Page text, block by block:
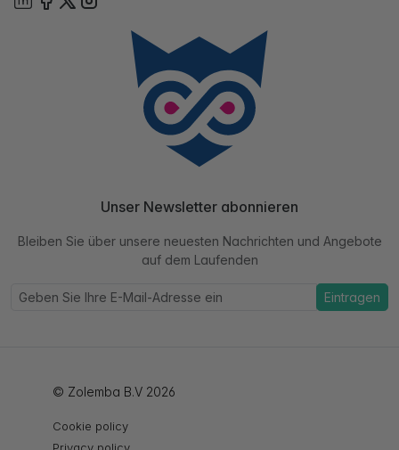
Unser Newsletter abonnieren
Bleiben Sie über unsere neuesten Nachrichten und Angebote
auf dem Laufenden
Eintragen
© Zolemba B.V 2026
Cookie policy